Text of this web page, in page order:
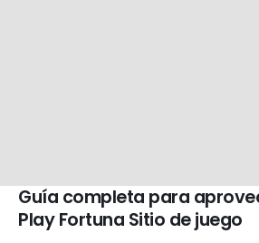
Guía completa para
Play Fortuna Sitio de juego